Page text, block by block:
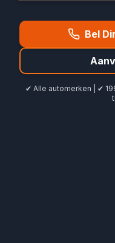
Bel
✔ Alle automerken | ✔